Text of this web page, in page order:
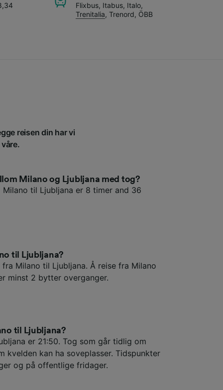
Flixbus, Itabus, Italo,
Trenitalia, Trenord, ÖBB
reisen din har vi
Milano og Ljubljana med tog?
til Ljubljana er 8 timer and 36
til Ljubljana?
Milano til Ljubljana. Å reise fra Milano
minst 2 bytter overganger.
til Ljubljana?
er 21:50. Tog som går tidlig om
kvelden kan ha soveplasser. Tidspunkter
og på offentlige fridager.